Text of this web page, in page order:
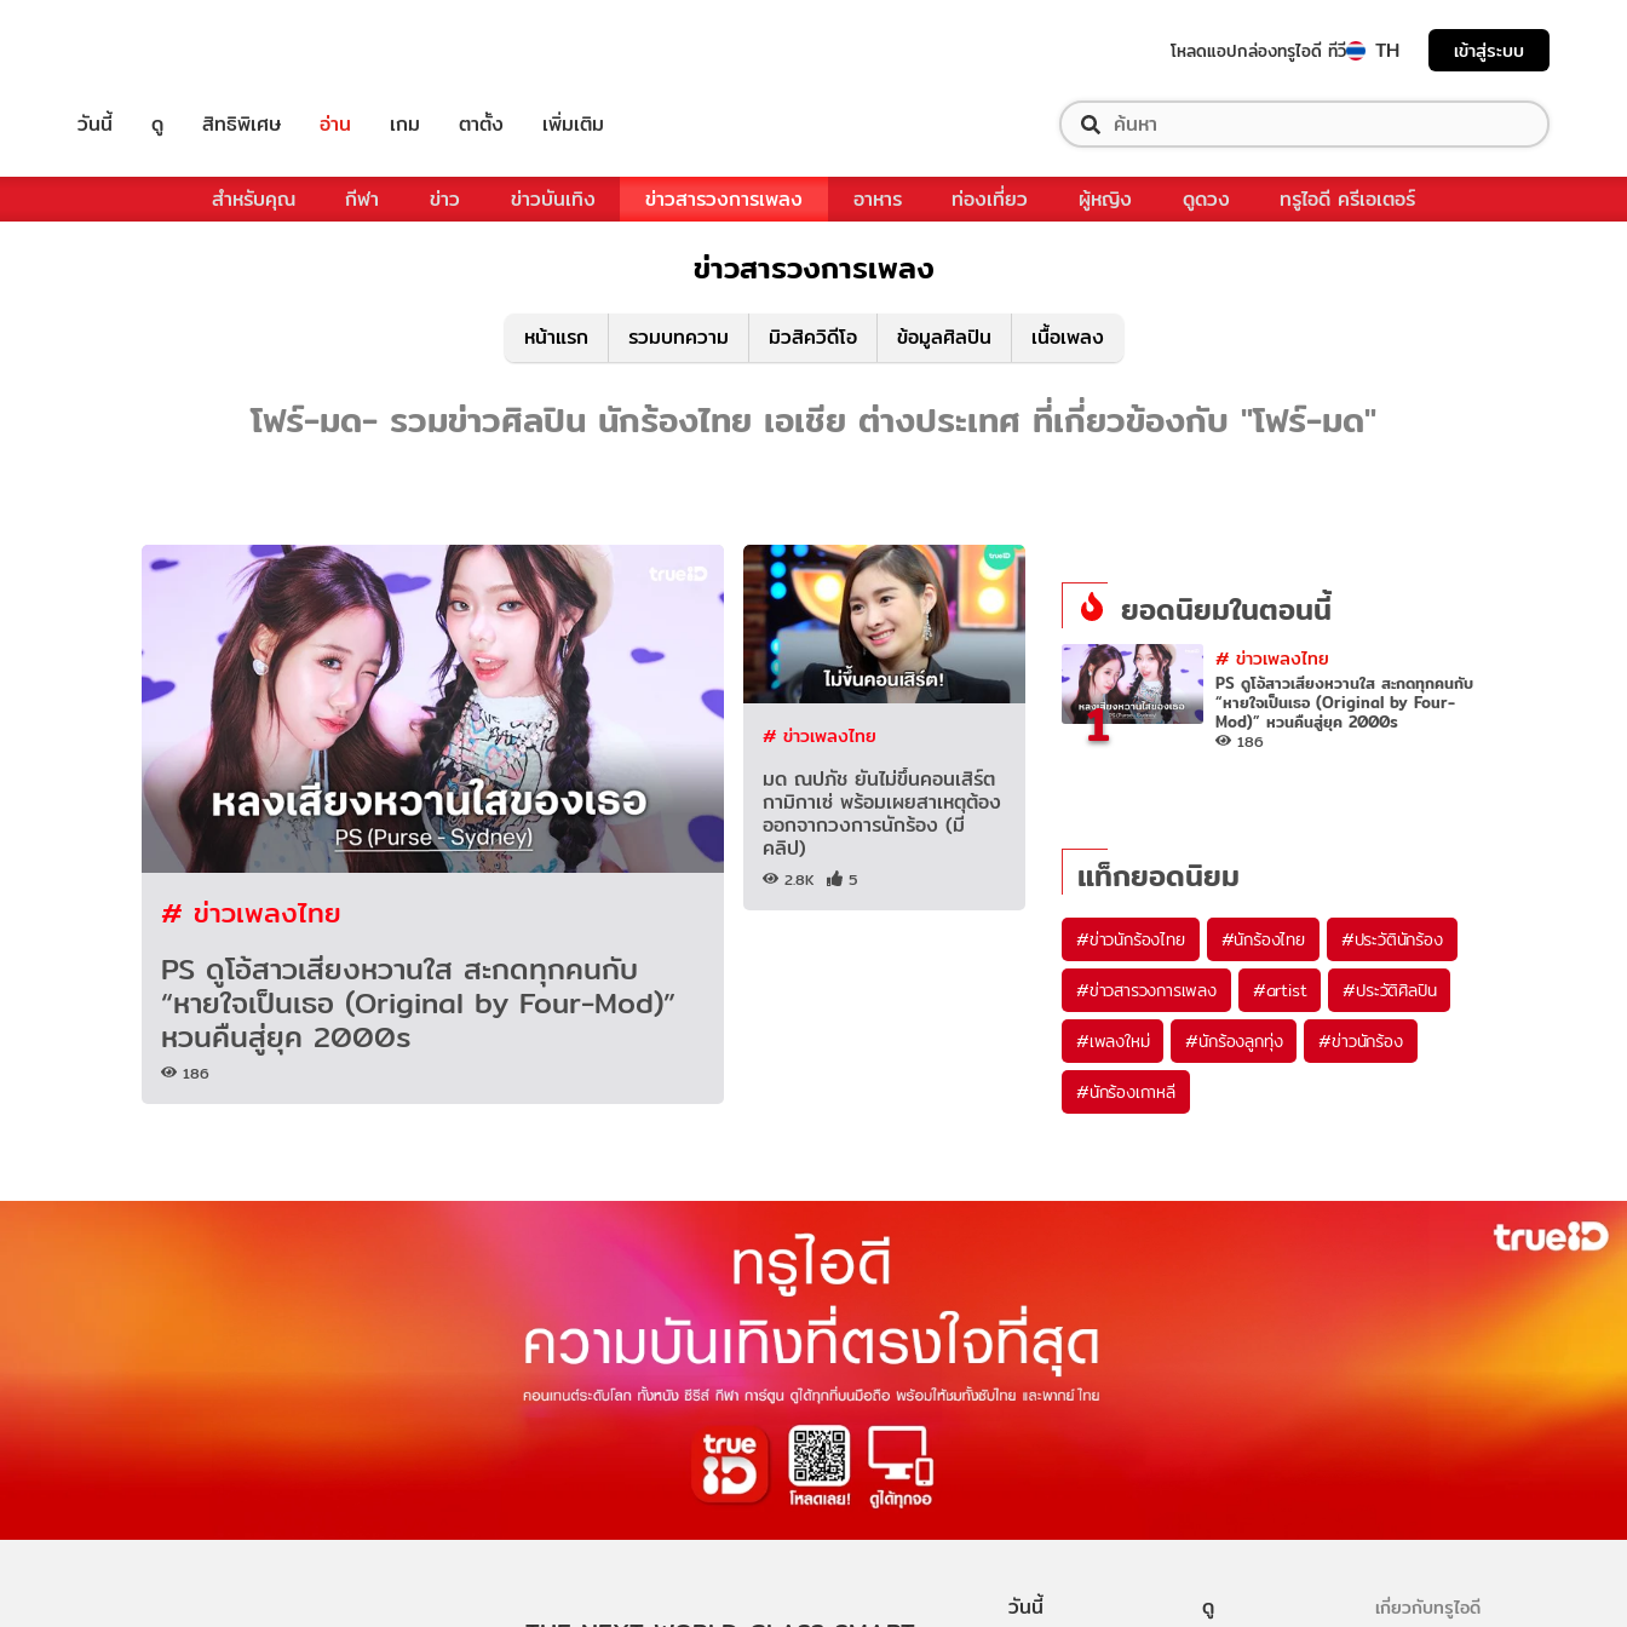
โหลดแอปกล่องทรูไอดี ทีวี TH เข้าสู่ระบบ
วันนี้ ดู สิทธิพิเศษ อ่าน เกม ตาตั้ง เพิ่มเติม
สำหรับคุณ กีฬา ข่าว ข่าวบันเทิง ข่าวสารวงการเพลง อาหาร ท่องเที่ยว ผู้หญิง ดูดวง ทรูไอดี ครีเอเตอร์
ข่าวสารวงการเพลง
หน้าแรก รวมบทความ มิวสิควิดีโอ ข้อมูลศิลปิน เนื้อเพลง
โฟร์-มด- รวมข่าวศิลปิน นักร้องไทย เอเชีย ต่างประเทศ ที่เกี่ยวข้องกับ "โฟร์-มด"
# ข่าวเพลงไทย
PS ดูโอ้สาวเสียงหวานใส สะกดทุกคนกับ
“หายใจเป็นเธอ (Original by Four-Mod)”
หวนคืนสู่ยุค 2000s
186
# ข่าวเพลงไทย
มด ณปภัช ยันไม่ขึ้นคอนเสิร์ต
กามิกาเซ่ พร้อมเผยสาเหตุต้อง
ออกจากวงการนักร้อง (มี
คลิป)
2.8K 5
ยอดนิยมในตอนนี้
1
# ข่าวเพลงไทย
PS ดูโอ้สาวเสียงหวานใส สะกดทุกคนกับ
“หายใจเป็นเธอ (Original by Four-
Mod)” หวนคืนสู่ยุค 2000s
186
แท็กยอดนิยม
#ข่าวนักร้องไทย #นักร้องไทย #ประวัตินักร้อง
#ข่าวสารวงการเพลง #artist #ประวัติศิลปิน
#เพลงใหม่ #นักร้องลูกทุ่ง #ข่าวนักร้อง
#นักร้องเกาหลี
วันนี้ ดู เกี่ยวกับทรูไอดี